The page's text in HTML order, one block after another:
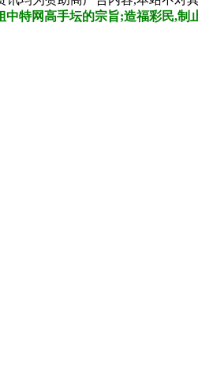
中特网高手坛的宗旨;造福彩民,制